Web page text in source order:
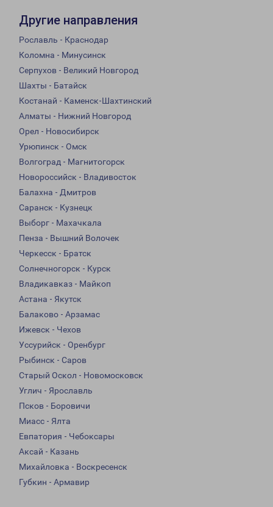
Другие направления
Рославль - Краснодар
Коломна - Минусинск
Серпухов - Великий Новгород
Шахты - Батайск
Костанай - Каменск-Шахтинский
Алматы - Нижний Новгород
Орел - Новосибирск
Урюпинск - Омск
Волгоград - Магнитогорск
Новороссийск - Владивосток
Балахна - Дмитров
Саранск - Кузнецк
Выборг - Махачкала
Пенза - Вышний Волочек
Черкесск - Братск
Солнечногорск - Курск
Владикавказ - Майкоп
Астана - Якутск
Балаково - Арзамас
Ижевск - Чехов
Уссурийск - Оренбург
Рыбинск - Саров
Старый Оскол - Новомосковск
Углич - Ярославль
Псков - Боровичи
Миасс - Ялта
Евпатория - Чебоксары
Аксай - Казань
Михайловка - Воскресенск
Губкин - Армавир